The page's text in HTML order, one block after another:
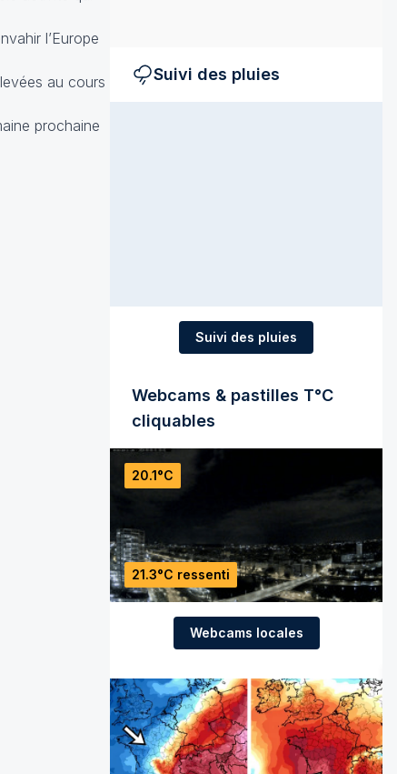
l’Europe
au cours
prochaine
Suivi des pluies
Suivi des pluies
Webcams & pastilles T°C
cliquables
20.1°C
21.3°C ressenti
Webcams locales